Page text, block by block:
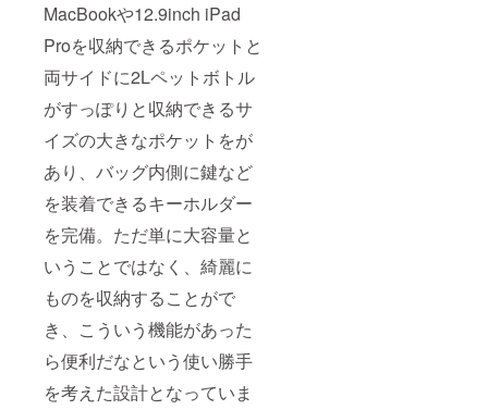
MacBookや12.9inch iPad
Proを収納できるポケットと
両サイドに2Lペットボトル
がすっぽりと収納できるサ
イズの大きなポケットをが
あり、バッグ内側に鍵など
を装着できるキーホルダー
を完備。ただ単に大容量と
いうことではなく、綺麗に
ものを収納することがで
き、こういう機能があった
ら便利だなという使い勝手
を考えた設計となっていま